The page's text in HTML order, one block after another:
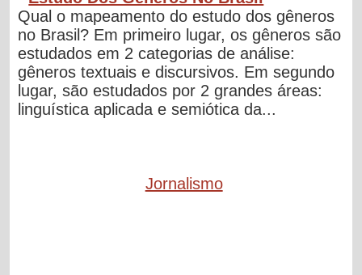
Qual o mapeamento do estudo dos gêneros
no Brasil? Em primeiro lugar, os gêneros são
estudados em 2 categorias de análise:
gêneros textuais e discursivos. Em segundo
lugar, são estudados por 2 grandes áreas:
linguística aplicada e semiótica da...
Jornalismo